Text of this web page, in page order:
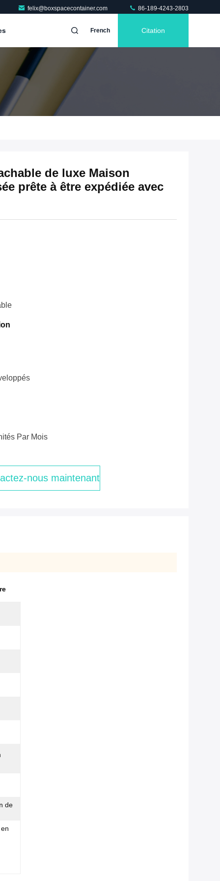
felix@boxspacecontainer.com 86-189-4243-2803
French Citation
de luxe Maison
prête à être expédiée avec
Par Mois
nous maintenant
de